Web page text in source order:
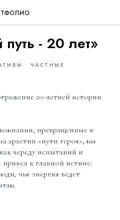
- 20 лет»
ЧАСТНЫЕ
20-летней истории
превращенные в
архетип «пути героя», мы
череду испытаний и
к главной истине:
чья энергия ведет